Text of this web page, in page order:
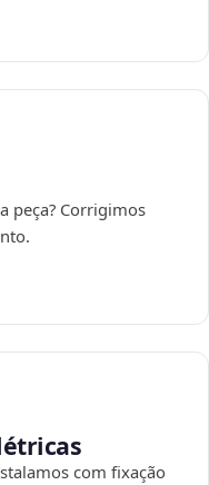
peça? Corrigimos
com fixação